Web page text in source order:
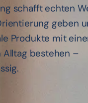
ng schafft echten W
rientierung geben u
le Produkte mit eine
Alltag bestehen –
ssig.